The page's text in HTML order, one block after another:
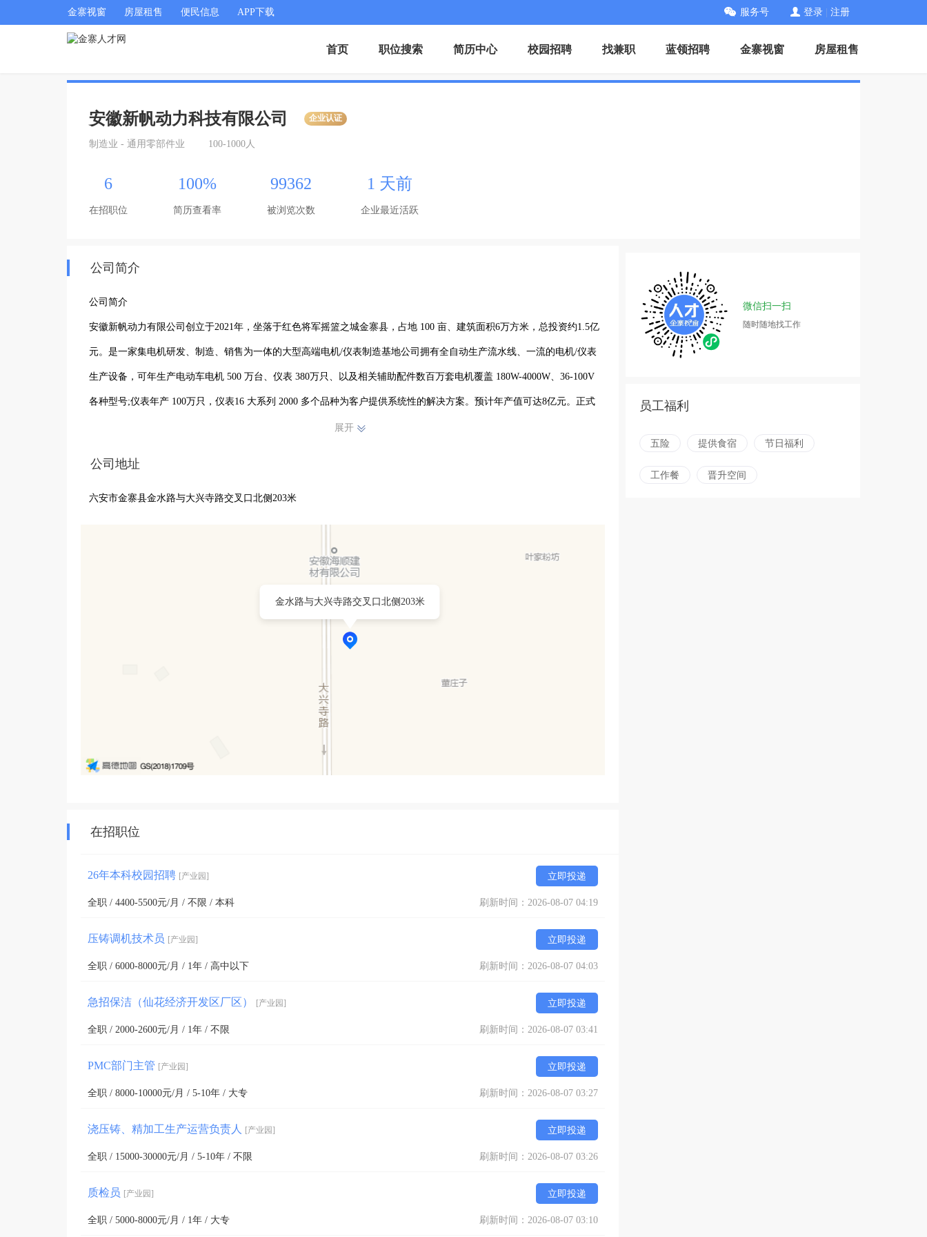
金寨视窗 房屋租售 便民信息 APP下载 服务号 登录 注册
首页 职位搜索 简历中心 校园招聘 找兼职 蓝领招聘 金寨视窗 房屋租售
安徽新帆动力科技有限公司 企业认证
制造业 - 通用零部件业 100-1000人
6
在招职位
100%
简历查看率
99362
被浏览次数
1 天前
企业最近活跃
公司简介
公司简介
安徽新帆动力有限公司创立于2021年，坐落于红色将军摇篮之城金寨县，占地 100 亩、建筑面积6万方米，总投资约1.5亿
元。是一家集电机研发、制造、销售为一体的大型高端电机/仪表制造基地公司拥有全自动生产流水线、一流的电机/仪表
生产设备，可年生产电动车电机 500 万台、仪表 380万只、以及相关辅助配件数百万套电机覆盖 180W-4000W、36-100V
各种型号;仪表年产 100万只，仪表16 大系列 2000 多个品种为客户提供系统性的解决方案。预计年产值可达8亿元。正式
运营时,将拥有电机生产线 10条,仪表生产线 8条,预计总计可为当地提供将近 700 个就业岗位。
展开
公司地址
六安市金寨县金水路与大兴寺路交叉口北侧203米
金水路与大兴寺路交叉口北侧203米
在招职位
26年本科校园招聘 [产业园] 立即投递
全职 / 4400-5500元/月 / 不限 / 本科 刷新时间：2026-08-07 04:19
压铸调机技术员 [产业园] 立即投递
全职 / 6000-8000元/月 / 1年 / 高中以下 刷新时间：2026-08-07 04:03
急招保洁（仙花经济开发区厂区） [产业园] 立即投递
全职 / 2000-2600元/月 / 1年 / 不限 刷新时间：2026-08-07 03:41
PMC部门主管 [产业园] 立即投递
全职 / 8000-10000元/月 / 5-10年 / 大专 刷新时间：2026-08-07 03:27
浇压铸、精加工生产运营负责人 [产业园] 立即投递
全职 / 15000-30000元/月 / 5-10年 / 不限 刷新时间：2026-08-07 03:26
质检员 [产业园] 立即投递
全职 / 5000-8000元/月 / 1年 / 大专 刷新时间：2026-08-07 03:10
微信扫一扫
随时随地找工作
员工福利
五险 提供食宿 节日福利
工作餐 晋升空间